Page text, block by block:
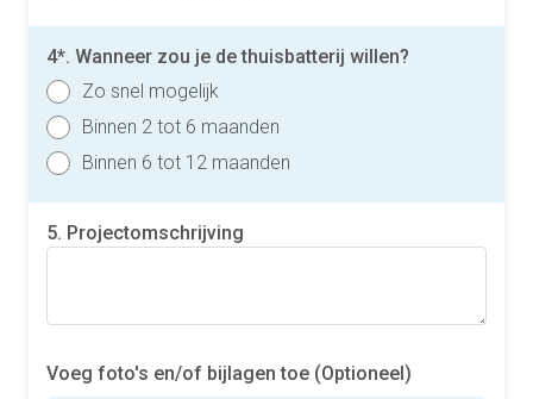
4*. Wanneer zou je de thuisbatterij willen?
Zo snel mogelijk
Binnen 2 tot 6 maanden
Binnen 6 tot 12 maanden
5. Projectomschrijving
Voeg foto's en/of bijlagen toe (Optioneel)